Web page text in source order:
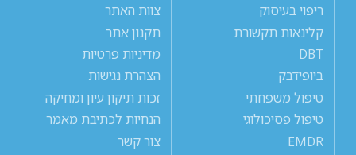
ריפוי בעיסוק
קלינאות תקשורת
DBT
ביופידבק
טיפול משפחתי
טיפול פסיכולוגי
EMDR
צוות האתר
תקנון אתר
מדיניות פרטיות
הצהרת נגישות
זכות תיקון עיון ומחיקה
הנחיות לכתיבת מאמר
צור קשר